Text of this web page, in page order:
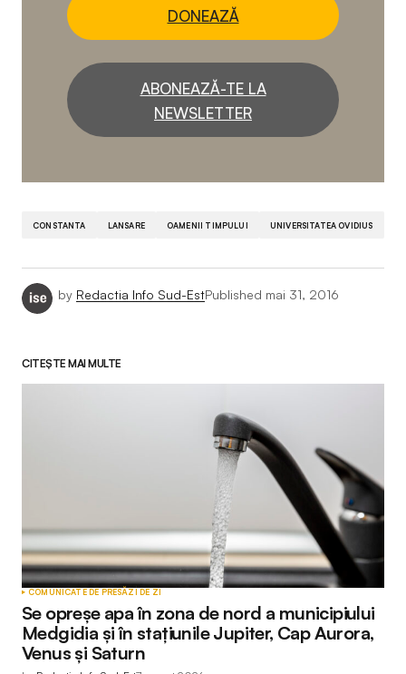
DONEAZĂ
ABONEAZĂ-TE LA
NEWSLETTER
CONSTANTA LANSARE OAMENII TIMPULUI UNIVERSITATEA OVIDIUS
by Redactia Info Sud-EstPublished mai 31, 2016
CITEȘTE MAI MULTE
COMUNICATE DE PRESĂZI DE ZI
Se opreșe apa în zona de nord a municipiului
Medgidia și în stațiunile Jupiter, Cap Aurora,
Venus și Saturn